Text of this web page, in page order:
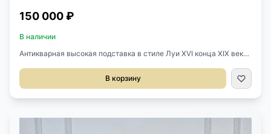
150 000 ₽
В наличии
Антикварная высокая подставка в стиле Луи XVI конца XIX века,
см.Диаметр столешницы 31 см.
В корзину